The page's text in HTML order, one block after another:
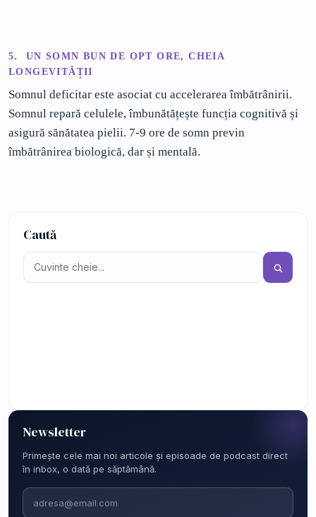
5. UN SOMN BUN DE OPT ORE, CHEIA
LONGEVITĂȚII
Somnul deficitar este asociat cu accelerarea îmbătrânirii.
Somnul repară celulele, îmbunătățește funcția cognitivă și
asigură sănătatea pielii. 7-9 ore de somn previn
îmbătrânirea biologică, dar și mentală.
Caută
Newsletter
Primește cele mai noi articole și episoade de podcast direct
în inbox, o dată pe săptămână.
Email